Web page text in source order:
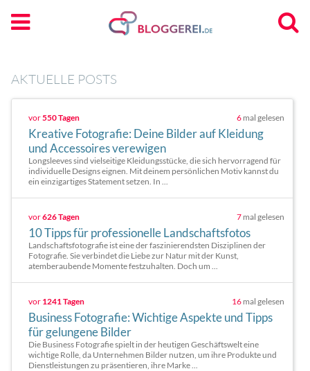
AKTUELLE POSTS
vor550 Tagen 6 mal gelesen
Kreative Fotografie: Deine Bilder auf Kleidung
und Accessoires verewigen
Longsleeves sind vielseitige Kleidungsstücke, die sich hervorragend für
individuelle Designs eignen. Mit deinem persönlichen Motiv kannst du
ein einzigartiges Statement setzen. In ...
vor626 Tagen 7 mal gelesen
10 Tipps für professionelle Landschaftsfotos
Landschaftsfotografie ist eine der faszinierendsten Disziplinen der
Fotografie. Sie verbindet die Liebe zur Natur mit der Kunst,
atemberaubende Momente festzuhalten. Doch um ...
vor 1241 Tagen 16 mal gelesen
Business Fotografie: Wichtige Aspekte und Tipps
für gelungene Bilder
Die Business Fotografie spielt in der heutigen Geschäftswelt eine
wichtige Rolle, da Unternehmen Bilder nutzen, um ihre Produkte und
Dienstleistungen zu präsentieren, ihre Marke ...